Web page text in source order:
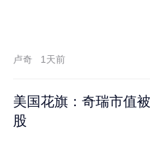
卢奇 1天前
美国花旗：奇瑞市值
股